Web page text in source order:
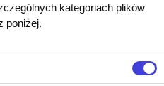
kategoriach plików
poniżej.